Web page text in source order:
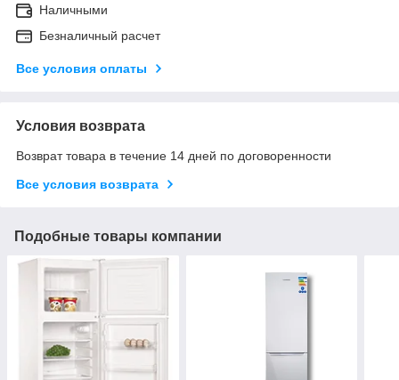
Наличными
Безналичный расчет
Все условия оплаты
Условия возврата
Возврат товара в течение 14 дней по договоренности
Все условия возврата
Подобные товары компании